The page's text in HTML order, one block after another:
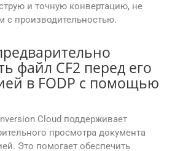
и точную конвертацию, не
с производительностью.
файл CF2 перед его
в FODP с помощью
Cloud поддерживает
просмотра документа
Это помогает обеспечить